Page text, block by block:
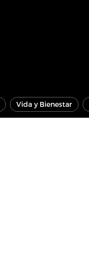
Vida y Bienestar